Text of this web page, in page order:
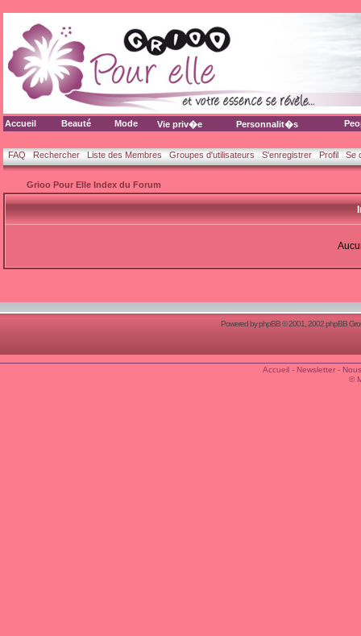
Accueil Beauté Mode Vie priv�e Personnalit�s
FAQ Rechercher Liste des Membres Groupes d'utilisateurs S'enregistrer Profil Se
Grioo Pour Elle Index du Forum
Powered byphpBB© 2001, 2002 phpBB
Accueil- Newsletter-
©